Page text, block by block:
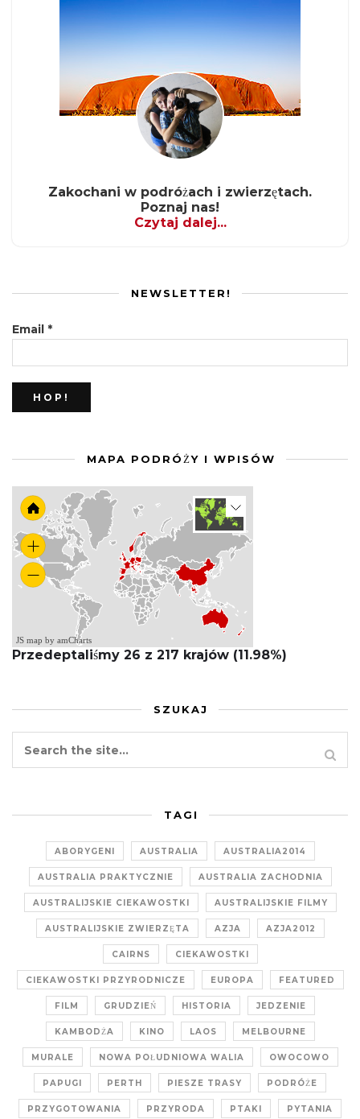
Zakochani w podróżach i zwierzętach.
Poznaj nas!
Czytaj dalej...
NEWSLETTER!
Email *
MAPA PODRÓŻY I WPISÓW
JS map by amCharts
Przedeptaliśmy 26 z 217 krajów (11.98%)
SZUKAJ
TAGI
ABORYGENI AUSTRALIA AUSTRALIA2014
AUSTRALIA PRAKTYCZNIE AUSTRALIA ZACHODNIA
AUSTRALIJSKIE CIEKAWOSTKI AUSTRALIJSKIE FILMY
AUSTRALIJSKIE ZWIERZĘTA AZJA AZJA2012
CAIRNS CIEKAWOSTKI
CIEKAWOSTKI PRZYRODNICZE EUROPA FEATURED
FILM GRUDZIEŃ HISTORIA JEDZENIE
KAMBODŻA KINO LAOS MELBOURNE
MURALE NOWA POŁUDNIOWA WALIA OWOCOWO
PAPUGI PERTH PIESZE TRASY PODRÓŻE
PRZYGOTOWANIA PRZYRODA PTAKI PYTANIA